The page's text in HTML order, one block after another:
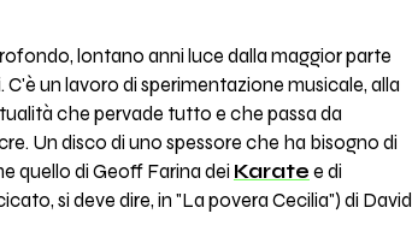
lontano anni luce dalla maggior parte
un lavoro di sperimentazione musicale, alla
che pervade tutto e che passa da
Un disco di uno spessore che ha bisogno di
quello di Geoff Farina dei Karate e di
si deve dire, in "La povera Cecilia") di David